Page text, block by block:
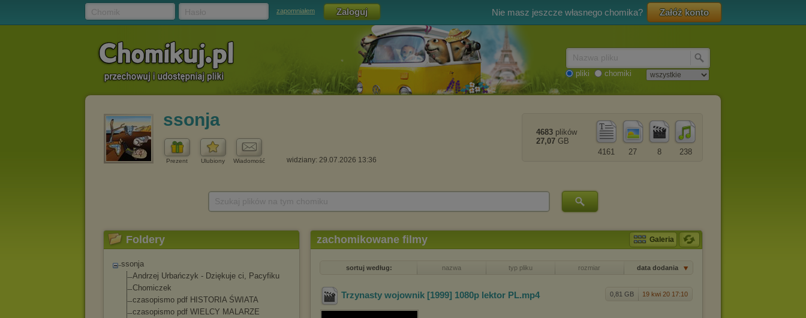
zapomniałem Nie masz jeszcze własnego chomika? Załóż konto
pliki chomiki
ssonja
Prezent Ulubiony Wiadomość widziany: 29.07.2026 13:36
238
8
27
4161
4683 plików
27,07 GB
Foldery
ssonja
Andrzej Urbańczyk - Dziękuje ci, Pacyfiku
Chomiczek
czasopismo pdf HISTORIA ŚWIATA
czasopismo pdf WIELCY MALARZE
zachomikowane filmy Galeria
sortuj według: nazwa typ pliku rozmiar data dodania
0,81 GB 19 kwi 20 17:10
Trzynasty wojownik [1999] 1080p lektor PL.mp4